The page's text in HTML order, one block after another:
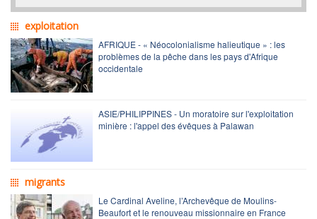
exploitation
AFRIQUE - « Néocolonialisme halieutique » : les
problèmes de la pêche dans les pays d'Afrique
occidentale
ASIE/PHILIPPINES - Un moratoire sur l'exploitation
minière : l'appel des évêques à Palawan
migrants
Le Cardinal Aveline, l’Archevêque de Moulins-
Beaufort et le renouveau missionnaire en France